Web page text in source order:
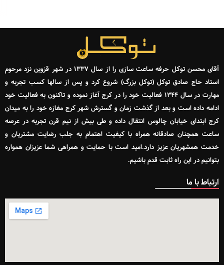
آقای محسن توکل حرفه ساعت سازی را از سال ۱۳۳۷ در شهر قزوین نزد مرحوم
استاد حاج صادق توکل (توکل بزرگ) شروع کرد و پس از سالها کسب تجربه و
مهارت در سال ۱۳۴۴ فعالیت خود را در کرج آغاز نموده و تاکنون به فعالیت خود
ادامه داده است و بعد از گذشت زمان و گسترش شهر کرج مغازه خود را به میدان
کرج ابتدای خیابان چالوس انتقال داده و طی بیش از نیم قرن تجربه در عرصه
ساعت همچنان صادقانه همراه با کیفیت اهتمام به جلب رضایت مشتریان و
خدمت همشهریان عزیز دارد.امید است با حمایت و همراهی شما عزیزان همواره
بتوانیم در این راه ثابت قدم باشیم.
ارتباط با ما